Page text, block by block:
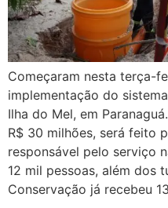
Começaram nesta terça-
implementação do
Ilha do Mel, em
R$ 30 milhões, será feito
responsável pelo serviço
12 mil pessoas, além dos
Conservação já recebeu